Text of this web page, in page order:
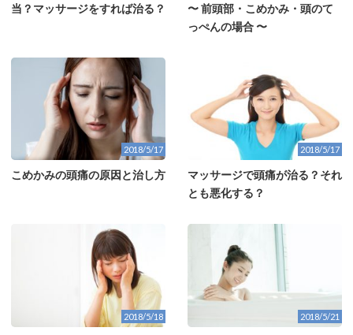
当？マッサージをすれば治る？
〜 前頭部・こめかみ・頭のて
っぺんの場合 〜
2018/5/17
こめかみの頭痛の原因と治し方
2018/5/17
マッサージで頭痛が治る？それ
とも悪化する？
2018/5/18 2018/5/21